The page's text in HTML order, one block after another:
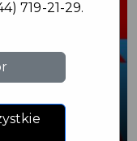
719-21-29.